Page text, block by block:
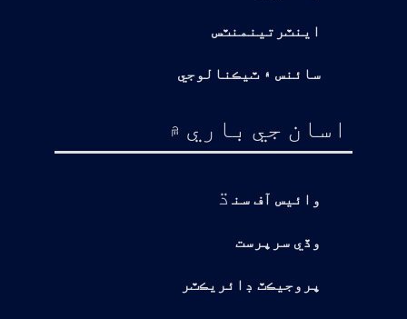
اينٽرتينمنٽس
سائنس ۽ ٽيڪنالوجي
اسان جي باري ۾
وائيس آف سن ڌ
وڏي سرپرست
پروجيڪٽ ڊائريڪٽر